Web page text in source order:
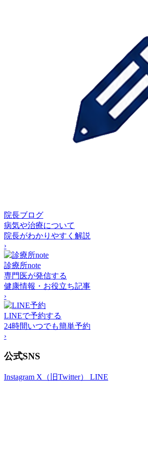
院長ブログ
病気や治療について
院長がわかりやすく解説
›
診療所note
専門医が発信する
健康情報・お役立ち記事
›
LINEで予約する
24時間いつでも簡単予約
›
公式SNS
Instagram X（旧Twitter） LINE